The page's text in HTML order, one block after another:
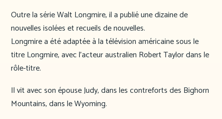
Outre la série Walt Longmire, il a publié une dizaine de
nouvelles isolées et recueils de nouvelles.
Longmire a été adaptée à la télévision américaine sous le
titre Longmire, avec l’acteur australien Robert Taylor dans le
rôle-titre.
Il vit avec son épouse Judy, dans les contreforts des Bighorn
Mountains, dans le Wyoming.